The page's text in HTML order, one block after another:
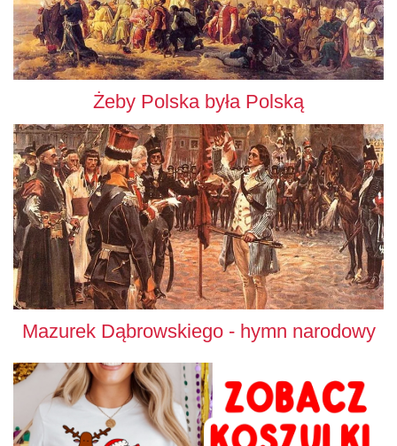
Żeby Polska była Polską
Mazurek Dąbrowskiego - hymn narodowy